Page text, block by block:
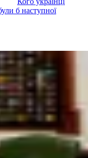
б наступної